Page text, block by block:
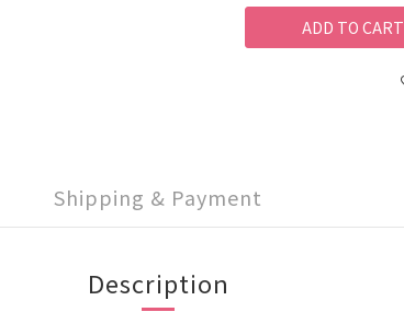
ADD TO CART
Shipping & Payment
Description